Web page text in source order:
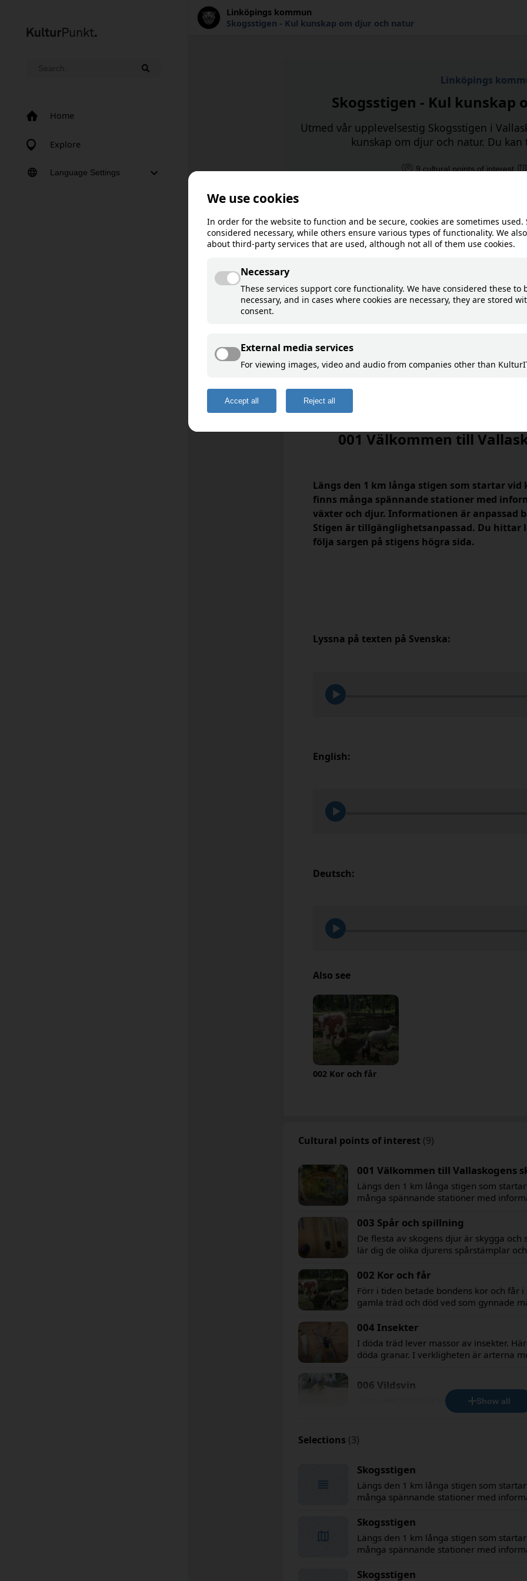
Home
Explore
Language Settings
Linköpings kommun
Skogsstigen - Kul kunskap om djur och natur
Linköpings
Skogsstigen - Kul kunskap
Utmed vår upplevelsestig Skogsstigen i
kunskap om djur och natur. Du kan
9 cultural points of interest
!
This article is not
001 Välkommen till
Längs den 1 km långa stigen som startar
finns många spännande stationer med
växter och djur. Informationen är anpassad
Stigen är tillgänglighetsanpassad. Du
följa sargen på stigens högra sida.
Lyssna på texten på Svenska:
English:
Deutsch:
Also see
002 Kor och får
Cultural points of interest (9)
001 Välkommen till Vallaskogens
Längs den 1 km långa stigen som
många spännande stationer med
003 Spår och spillning
De flesta av skogens djur är skygga
lär dig de olika djurens spårstämplar
002 Kor och får
Förr i tiden betade bondens kor och får
gamla träd och död ved som gynnade
betesdjur. Här ser du en väneko och
också levande får innanför gärdesgården.
004 Insekter
I döda träd lever massor av insekter.
döda granar. I verkligheten är arterna
Myrbagge
006 Vildsvin
Vildsvinet är tillbaka i den svenska
Show all
Selections (3)
Skogsstigen
Längs den 1 km långa stigen som
många spännande stationer med
tillgänglighetsanpassad. Du hittar lätt till
sargen på stigens högra sida. Längs stigen finns ett stort antal sittbänkar
för den som behöver vila.
Skogsstigen
Längs den 1 km långa stigen som
många spännande stationer med
tillgänglighetsanpassad. Du hittar lätt till
Skogsstigen